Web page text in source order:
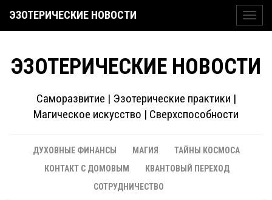
ЭЗОТЕРИЧЕСКИЕ НОВОСТИ
ЭЗОТЕРИЧЕСКИЕ НОВОСТИ
Саморазвитие | Эзотерические практики |
Магическое искусство | Сверхспособности
ДУХОВНЫЕ ФИНАНСЫ МАГИЯ
ТАЙНЫ КОСМОСА
КОНТАКТ С ДОМОВЫМ
КВАНТОВЫЙ ПЕРЕХОД
СОТРУДНИЧЕСТВО